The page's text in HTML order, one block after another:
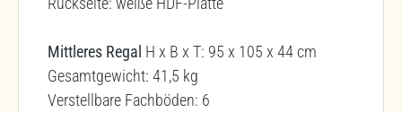
Mittleres Regal H x B x T: 95 x 105 x 44 cm
Gesamtgewicht: 41,5 kg
Verstellbare Fachböden: 6